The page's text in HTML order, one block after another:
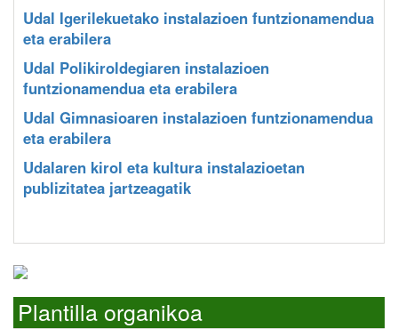
Udal Igerilekuetako instalazioen funtzionamendua
eta erabilera
Udal Polikiroldegiaren instalazioen
funtzionamendua eta erabilera
Udal Gimnasioaren instalazioen funtzionamendua
eta erabilera
Udalaren kirol eta kultura instalazioetan
publizitatea jartzeagatik
Plantilla organikoa